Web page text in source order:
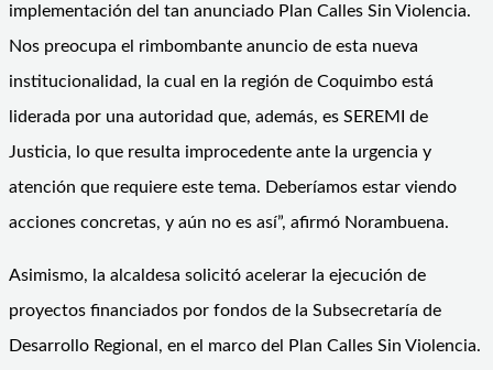
implementación del tan anunciado Plan Calles Sin Violencia.
Nos preocupa el rimbombante anuncio de esta nueva
institucionalidad, la cual en la región de Coquimbo está
liderada por una autoridad que, además, es SEREMI de
Justicia, lo que resulta improcedente ante la urgencia y
atención que requiere este tema. Deberíamos estar viendo
acciones concretas, y aún no es así”, afirmó Norambuena.
Asimismo, la alcaldesa solicitó acelerar la ejecución de
proyectos financiados por fondos de la Subsecretaría de
Desarrollo Regional, en el marco del Plan Calles Sin Violencia.